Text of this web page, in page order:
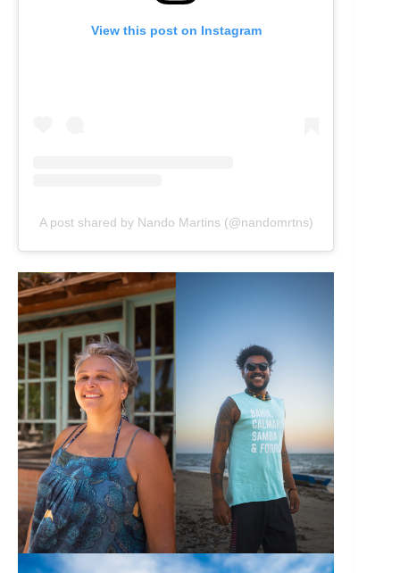
View this post on Instagram
A post shared by Nando Martins (@nandomrtns)